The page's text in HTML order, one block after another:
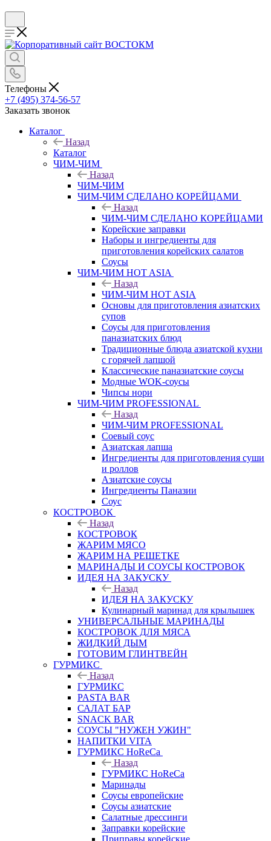
Телефоны
+7 (495) 374-56-57
Заказать звонок
Каталог
Назад
Каталог
ЧИМ-ЧИМ
Назад
ЧИМ-ЧИМ
ЧИМ-ЧИМ СДЕЛАНО КОРЕЙЦАМИ
Назад
ЧИМ-ЧИМ СДЕЛАНО КОРЕЙЦАМИ
Корейские заправки
Наборы и ингредиенты для
приготовления корейских салатов
Соусы
ЧИМ-ЧИМ HOT ASIA
Назад
ЧИМ-ЧИМ HOT ASIA
Основы для приготовления азиатских
супов
Соусы для приготовления
паназиатских блюд
Традиционные блюда азиатской кухни
с горячей лапшой
Классические паназиатские соусы
Модные WOK-соусы
Чипсы нори
ЧИМ-ЧИМ PROFESSIONAL
Назад
ЧИМ-ЧИМ PROFESSIONAL
Соевый соус
Азиатская лапша
Ингредиенты для приготовления суши
и роллов
Азиатские соусы
Ингредиенты Паназии
Соус
КОСТРОВОК
Назад
КОСТРОВОК
ЖАРИМ МЯСО
ЖАРИМ НА РЕШЕТКЕ
МАРИНАДЫ И СОУСЫ КОСТРОВОК
ИДЕЯ НА ЗАКУСКУ
Назад
ИДЕЯ НА ЗАКУСКУ
Кулинарный маринад для крылышек
УНИВЕРСАЛЬНЫЕ МАРИНАДЫ
КОСТРОВОК ДЛЯ МЯСА
ЖИДКИЙ ДЫМ
ГОТОВИМ ГЛИНТВЕЙН
ГУРМИКС
Назад
ГУРМИКС
PASTA BAR
САЛАТ БАР
SNACK BAR
СОУСЫ "НУЖЕН УЖИН"
НАПИТКИ VITA
ГУРМИКС HoReCa
Назад
ГУРМИКС HoReCa
Маринады
Соусы европейские
Соуcы азиатские
Салатные дрессинги
Заправки корейские
Приправы корейские